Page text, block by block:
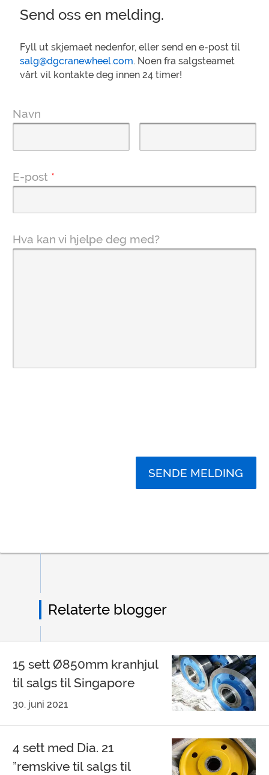
Send oss en melding.
Fyll ut skjemaet nedenfor, eller send en e-post til
salg@dgcranewheel.com. Noen fra salgsteamet
vårt vil kontakte deg innen 24 timer!
Navn
E-post *
Hva kan vi hjelpe deg med?
SENDE MELDING
Relaterte blogger
15 sett Ø850mm kranhjul
til salgs til Singapore
30. juni 2021
4 sett med Dia. 21
”remskive til salgs til